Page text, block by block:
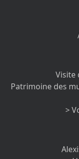
Visite
Patrimoine des
>